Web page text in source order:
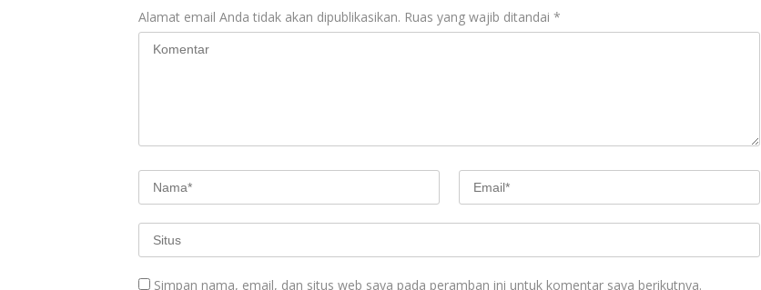
Alamat email Anda tidak akan dipublikasikan. Ruas yang wajib ditandai *
Simpan nama, email, dan situs web saya pada peramban ini untuk komentar saya berikutnya.